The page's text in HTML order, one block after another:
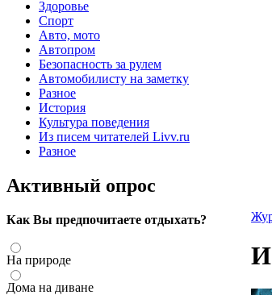
Здоровье
Спорт
Авто, мото
Автопром
Безопасность за рулем
Автомобилисту на заметку
Разное
История
Культура поведения
Из писем читателей Livv.ru
Разное
Активный опрос
Как Вы предпочитаете отдыхать?
На природе
Дома на диване